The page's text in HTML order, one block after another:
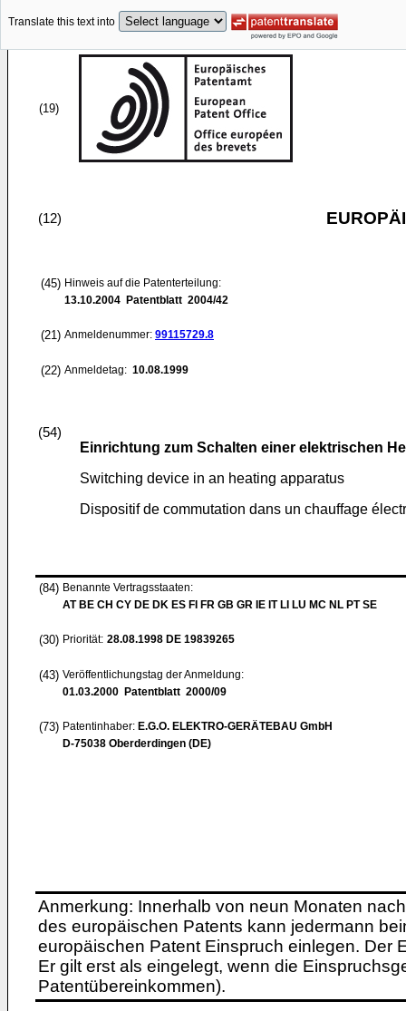
Translate this text into
(19)
(12)
(45) Hinweis auf die Patenterteilung:
13.10.2004 Patentblatt 2004/42
(21) Anmeldenummer: 99115729.8
(22) Anmeldetag: 10.08.1999
(54)
Einrichtung zum Schalten einer elektrischen
Switching device in an heating apparatus
Dispositif de commutation dans un chauffage
(84) Benannte Vertragsstaaten:
AT BE CH CY DE DK ES FI FR GB GR IE IT LI LU MC NL PT SE
(30) Priorität: 28.08.1998 DE 19839265
(43) Veröffentlichungstag der Anmeldung:
01.03.2000 Patentblatt 2000/09
(73) Patentinhaber: E.G.O. ELEKTRO-GERÄTEBAU GmbH
D-75038 Oberderdingen (DE)
Anmerkung: Innerhalb von neun Monaten
des europäischen Patents kann jedermann
europäischen Patent Einspruch einlegen. Der
Er gilt erst als eingelegt, wenn die
Patentübereinkommen).